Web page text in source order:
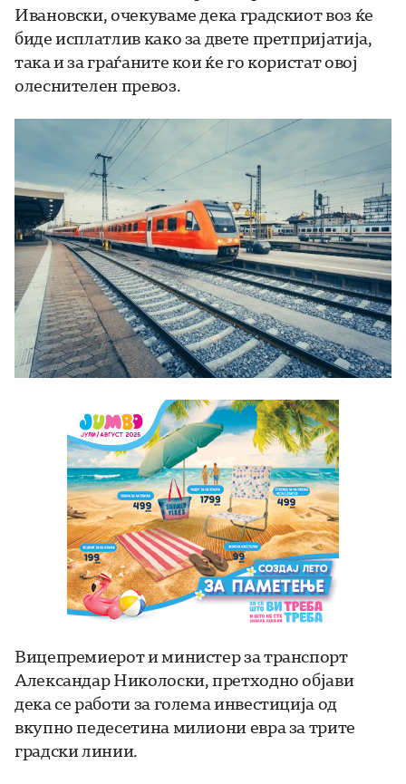
Ивановски, очекуваме дека градскиот воз ќе
биде исплатлив како за двете претпријатија,
така и за граѓаните кои ќе го користат овој
олеснителен превоз.
Вицепремиерот и министер за транспорт
Александар Николоски, претходно објави
дека се работи за голема инвестиција од
вкупно педесетина милиони евра за трите
градски линии.